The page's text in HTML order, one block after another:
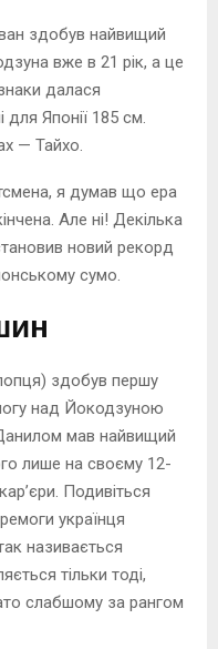
здобув найвищий
вже в 21 рік, а це
далася
для Японії 185 см.
— Тайхо.
я думав що ера
Але ні! Декілька
новий рекорд
сумо.
здобув першу
над Йокодзуною
мав найвищий
лише на своєму 12-
Подивіться
українця
називається
тільки тоді,
слабшому за рангом